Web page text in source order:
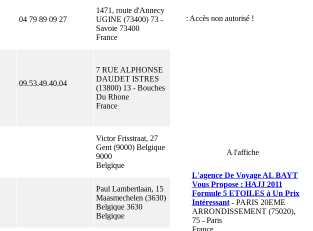
04 79 89 09 27
1471, route d'Annecy
UGINE (73400) 73 -
Savoie 73400
France
09.53.49.40.04
7 RUE ALPHONSE
DAUDET ISTRES
(13800) 13 - Bouches
Du Rhone
France
Victor Frisstraat, 27
Gent (9000) Belgique
9000
Belgique
Paul Lambertlaan, 15
Maasmechelen (3630)
Belgique 3630
Belgique
A l'affiche
L'agence De Voyage AL BAYT
Vous Propose : HAJJ 2011
Formule 5 ETOILES à Un Prix
Intéressant- PARIS 20EME
ARRONDISSEMENT (75020),
75 - Paris
France